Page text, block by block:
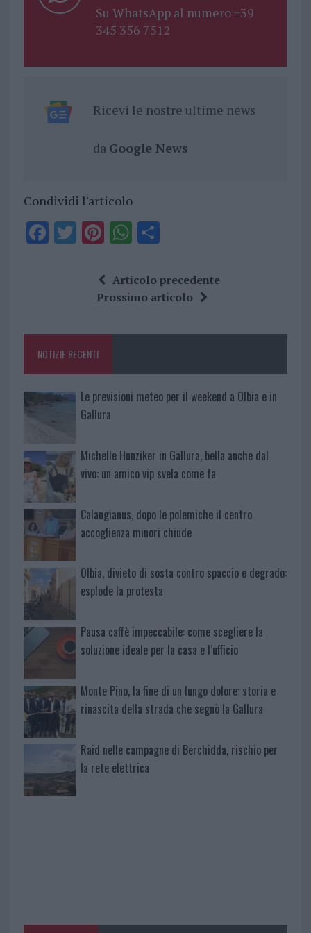
Su WhatsApp al numero +39
345 356 7512
Ricevi le nostre ultime news
da Google News
Condividi l'articolo
F
o
k
T Pi
te
re
W
at
s
p
S
a
re
Articolo precedente
Prossimo articolo
NOTIZIE RECENTI
Le previsioni meteo per il weekend a Olbia e in
Gallura
Michelle Hunziker in Gallura, bella anche dal
vivo: un amico vip svela come fa
Calangianus, dopo le polemiche il centro
accoglienza minori chiude
Olbia, divieto di sosta contro spaccio e degrado:
esplode la protesta
Pausa caffè impeccabile: come scegliere la
soluzione ideale per la casa e l’ufficio
Monte Pino, la fine di un lungo dolore: storia e
rinascita della strada che segnò la Gallura
Raid nelle campagne di Berchidda, rischio per
la rete elettrica